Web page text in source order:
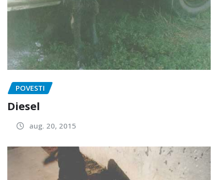
POVESTI
Diesel
aug. 20, 2015